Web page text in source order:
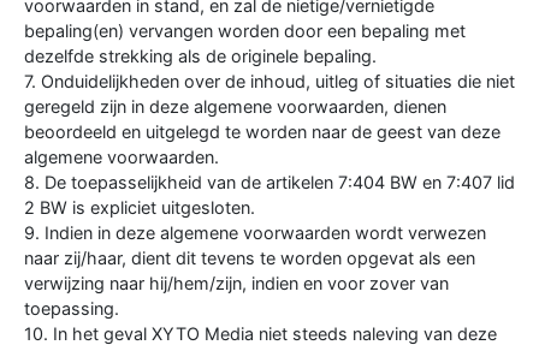
voorwaarden in stand, en zal de nietige/vernietigde
bepaling(en) vervangen worden door een bepaling met
dezelfde strekking als de originele bepaling.
7. Onduidelijkheden over de inhoud, uitleg of situaties die niet
geregeld zijn in deze algemene voorwaarden, dienen
beoordeeld en uitgelegd te worden naar de geest van deze
algemene voorwaarden.
8. De toepasselijkheid van de artikelen 7:404 BW en 7:407 lid
2 BW is expliciet uitgesloten.
9. Indien in deze algemene voorwaarden wordt verwezen
naar zij/haar, dient dit tevens te worden opgevat als een
verwijzing naar hij/hem/zijn, indien en voor zover van
toepassing.
10. In het geval XYTO Media niet steeds naleving van deze